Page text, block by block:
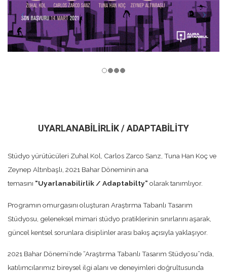
UYARLANABILIRLIK / ADAPTABILITY
Stüdyo yürütücüleri Zuhal Kol, Carlos Zarco Sanz, Tuna Han Koç ve
Zeynep Altınbaşlı, 2021 Bahar Döneminin ana
temasını “Uyarlanabilirlik / Adaptabilty” olarak tanımlıyor.
Programın omurgasını oluşturan Araştırma Tabanlı Tasarım
Stüdyosu, geleneksel mimari stüdyo pratiklerinin sınırlarını aşarak,
güncel kentsel sorunlara disiplinler arası bakış açısıyla yaklaşıyor.
2021 Bahar Dönemi’nde “Araştırma Tabanlı Tasarım Stüdyosu”nda,
katılımcılarımız bireysel ilgi alanı ve deneyimleri doğrultusunda